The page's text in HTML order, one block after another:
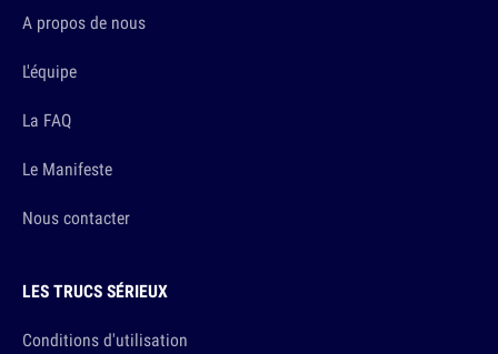
A propos de nous
L'équipe
La FAQ
Le Manifeste
Nous contacter
LES TRUCS SÉRIEUX
Conditions d'utilisation